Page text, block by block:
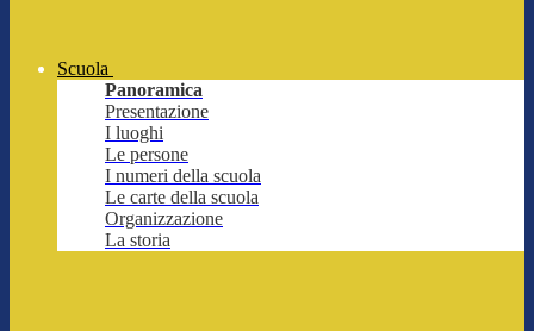
Scuola
Panoramica
Presentazione
I luoghi
Le persone
I numeri della scuola
Le carte della scuola
Organizzazione
La storia